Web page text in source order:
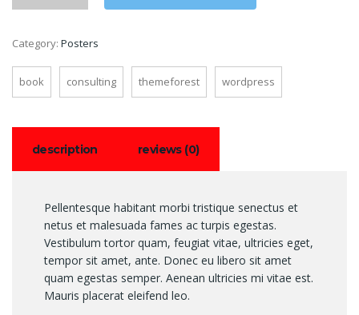
Category: Posters
book consulting themeforest wordpress
description reviews (0)
Pellentesque habitant morbi tristique senectus et
netus et malesuada fames ac turpis egestas.
Vestibulum tortor quam, feugiat vitae, ultricies eget,
tempor sit amet, ante. Donec eu libero sit amet
quam egestas semper. Aenean ultricies mi vitae est.
Mauris placerat eleifend leo.